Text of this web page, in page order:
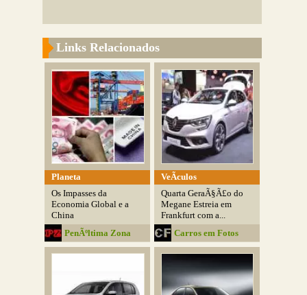
Links Relacionados
Planeta
Os Impasses da
Economia Global e a
China
PenÃºltima Zona
VeÃ­culos
Quarta GeraÃ§Ã£o do
Megane Estreia em
Frankfurt com a...
Carros em Fotos